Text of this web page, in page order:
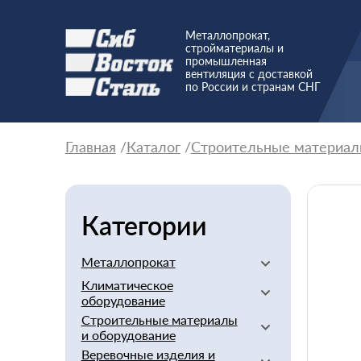
Металлопрокат,
стройматериалы и
промышленная
вентиляция с доставкой
по России и странам СНГ
Главная Каталог Строительные
Категории
Металлопрокат
Алюминиевый
Баббит
Бериллий
Бронзовый
Климатическое
оборудование
Вентиляторы
Вентиляционное
оборудование
Строительные материалы
и оборудование
Арматура стеклопластиковая
Веревочные изделия и